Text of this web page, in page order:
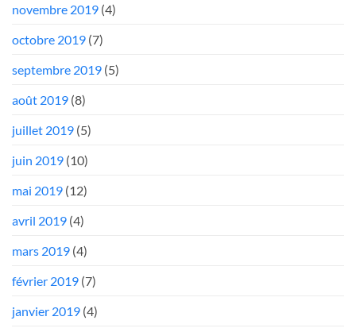
novembre 2019 (4)
octobre 2019 (7)
septembre 2019 (5)
août 2019 (8)
juillet 2019 (5)
juin 2019 (10)
mai 2019 (12)
avril 2019 (4)
mars 2019 (4)
février 2019 (7)
janvier 2019 (4)